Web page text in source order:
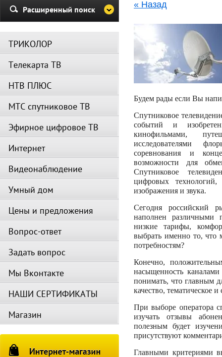
Убедительная просьба в
каналов и не перезагружать
спутниковое оборудование.
Вещание телеканалов и
сервисов возобновится
автоматически по завершении
профилактических работ.
« Назад
Будем рады если Вы
Спутниковое
событий и
кинофильмами,
исследователями
соревнования и
возможности для
Спутниковое
цифровых технологий,
изображения и звука.
Сегодня российский
наполнен различными
низкие тарифы,
выбрать именно то, что
потребностям?
Конечно,
насыщенность
понимать, что главным
качество, тематическое
При выборе оператора
изучать отзывы
полезным будет
присутствуют
Главными критериями
Расширенный поиск
ТРИКОЛОР
Телекарта ТВ
НТВ ПЛЮС
МТС спутниковое ТВ
Эфирное цифровое ТВ
Интернет
Видеонаблюдение
Умный дом
Цены и предложения
Вопрос-ответ
Задать вопрос
Мы Вконтакте
НАШИ СЕРТИФИКАТЫ
Магазин